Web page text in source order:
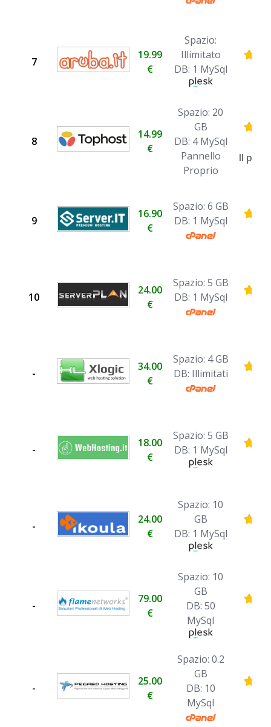
7
19.99
€
Spazio:
Illimitato
DB: 1 MySql
8
14.99
€
Spazio: 20
GB
DB: 4 MySql
Pannello
Proprio
Il più
9
16.90
€
Spazio: 6 GB
DB: 1 MySql
10
24.00
€
Spazio: 5 GB
DB: 1 MySql
-
34.00
€
Spazio: 4 GB
DB: Illimitati
-
18.00
€
Spazio: 5 GB
DB: 1 MySql
-
24.00
€
Spazio: 10
GB
DB: 1 MySql
-
79.00
€
Spazio: 10
GB
DB: 50
MySql
-
25.00
€
Spazio: 0.2
GB
DB: 10
MySql